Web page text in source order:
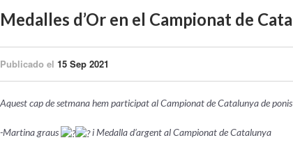
Medalles d’Or en el Campionat de
Publicado el 15 Sep 2021
Aquest cap de setmana hem participat al Campionat de Catalunya de
-Martina graus i Medalla d’argent al Campionat de Catalunya